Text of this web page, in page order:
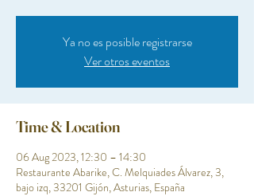
Ya no es posible registrarse
Ver otros eventos
Time & Location
06 Aug 2023, 12:30 – 14:30
Restaurante Abarike, C. Melquiades Álvarez, 3,
bajo izq, 33201 Gijón, Asturias, España